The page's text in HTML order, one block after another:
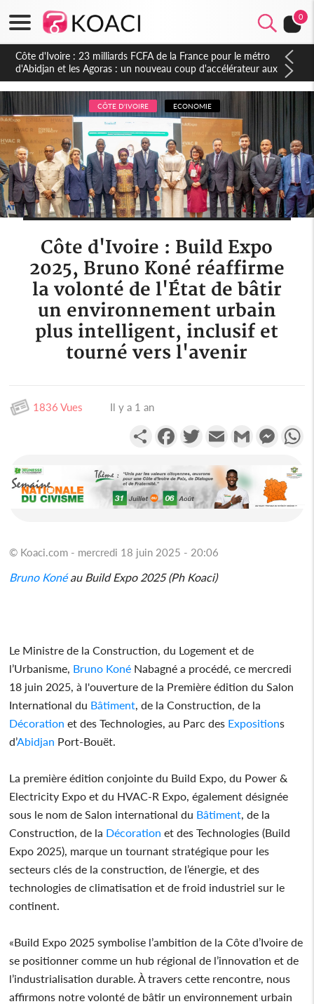
0
Côte d'Ivoire : 23 milliards FCFA de la France pour le métro
d'Abidjan et les Agoras : un nouveau coup d'accélérateur aux
projets structurants
CÔTE D'IVOIRE ECONOMIE
Côte d'Ivoire : Build Expo
2025, Bruno Koné réaffirme
la volonté de l'État de bâtir
un environnement urbain
plus intelligent, inclusif et
tourné vers l'avenir
1836 Vues Il y a 1 an
PartagerFacebookTwitterEmail Gmail
© Koaci.com - mercredi 18 juin 2025 - 20:06
Bruno Konéau Build Expo 2025 (Ph Koaci)
Le Ministre de la Construction, du Logement et de
l’Urbanisme, Bruno Koné Nabagné a procédé, ce mercredi
18 juin 2025, à l'ouverture de la Première édition du Salon
International du Bâtiment, de la Construction, de la
Décoration et des Technologies, au Parc des Expositions
d’Abidjan Port-Bouët.
La première édition conjointe du Build Expo, du Power &
Electricity Expo et du HVAC-R Expo, également désignée
sous le nom de Salon international du Bâtiment, de la
Construction, de la Décoration et des Technologies (Build
Expo 2025), marque un tournant stratégique pour les
secteurs clés de la construction, de l’énergie, et des
technologies de climatisation et de froid industriel sur le
continent.
«Build Expo 2025 symbolise l’ambition de la Côte d’Ivoire de
se positionner comme un hub régional de l’innovation et de
l’industrialisation durable. À travers cette rencontre, nous
affirmons notre volonté de bâtir un environnement urbain